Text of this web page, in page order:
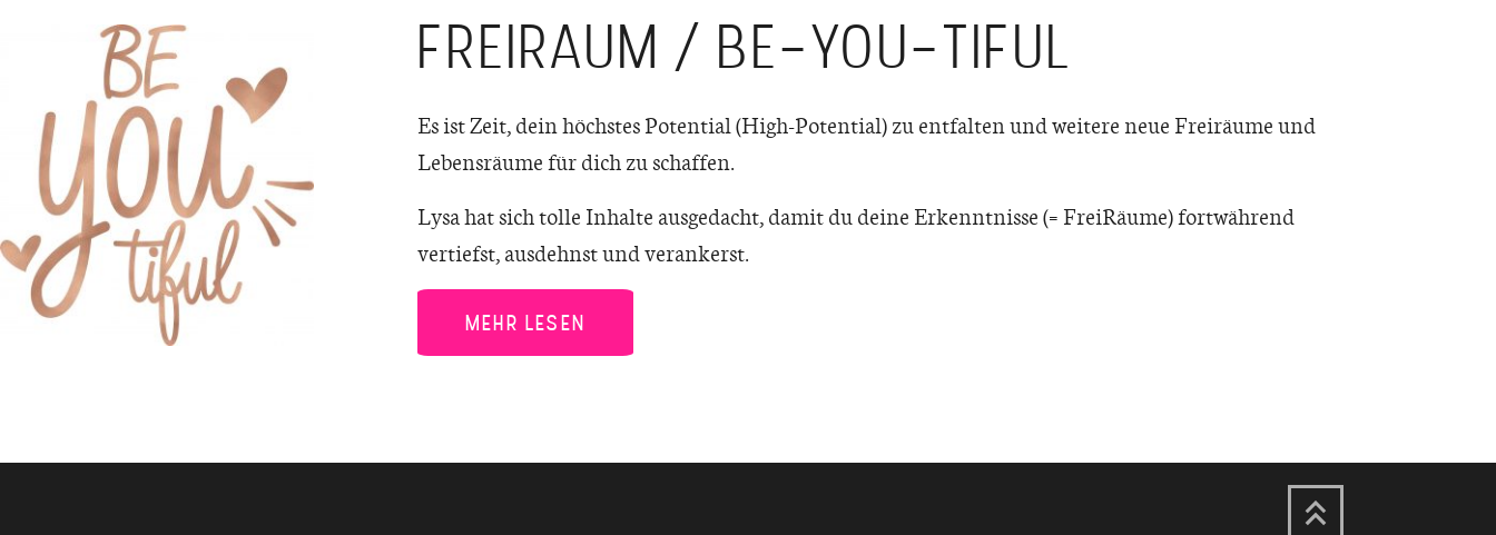
FREIRAUM / BE-YOU-TIFUL
Es ist Zeit, dein höchstes Potential (High-Potential) zu entfalten und weitere neue Freiräume und
Lebensräume für dich zu schaffen.
Lysa hat sich tolle Inhalte ausgedacht, damit du deine Erkenntnisse (= FreiRäume) fortwährend
vertiefst, ausdehnst und verankerst.
MEHR LESEN